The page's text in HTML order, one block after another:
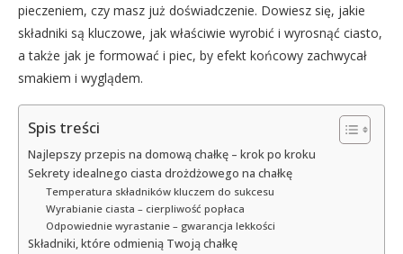
pieczeniem, czy masz już doświadczenie. Dowiesz się, jakie
składniki są kluczowe, jak właściwie wyrobić i wyrosnąć ciasto,
a także jak je formować i piec, by efekt końcowy zachwycał
smakiem i wyglądem.
Spis treści
Najlepszy przepis na domową chałkę – krok po kroku
Sekrety idealnego ciasta drożdżowego na chałkę
Temperatura składników kluczem do sukcesu
Wyrabianie ciasta – cierpliwość popłaca
Odpowiednie wyrastanie – gwarancja lekkości
Składniki, które odmienią Twoją chałkę